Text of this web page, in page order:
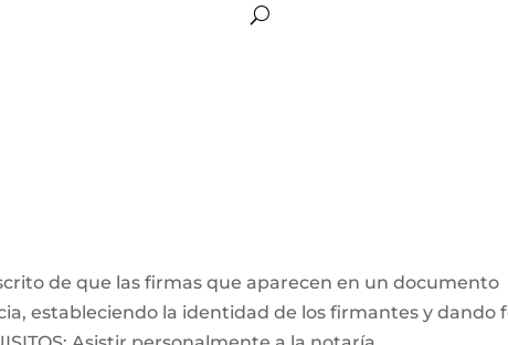
de que las firmas que aparecen en un documento
estableciendo la identidad de los firmantes y dando